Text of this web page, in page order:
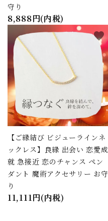
守り
8,888円(内税)
【ご縁結び ビジューラインネ
ックレス】良縁 出会い 恋愛成
就 急接近 恋のチャンス ペン
ダント 魔術アクセサリー お守
り
11,111円(内税)
favorite